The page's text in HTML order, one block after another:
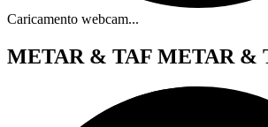
Caricamento webcam...
METAR & TAF METAR &